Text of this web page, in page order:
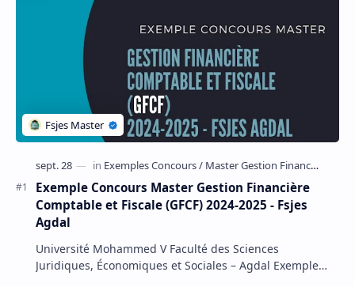
Exemple Concours Master Gestion Financière
Comptable et Fiscale (GFCF) 2024-2025 - Fsjes
Agdal
Université Mohammed V Faculté des Sciences
Juridiques, Économiques et Sociales – Agdal Exemple